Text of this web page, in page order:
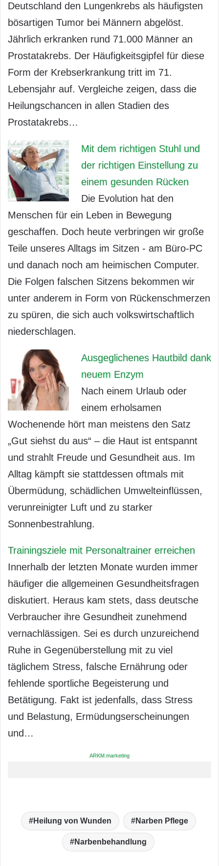
Deutschland den Lungenkrebs als häufigsten
bösartigen Tumor bei Männern abgelöst.
Jährlich erkranken rund 71.000 Männer an
Prostatakrebs. Der Häufigkeitsgipfel für diese
Form der Krebserkrankung tritt im 71.
Lebensjahr auf. Vergleiche zeigen, dass die
Heilungschancen in allen Stadien des
Prostatakrebs…
Mit dem richtigen Stuhl und
der richtigen Einstellung zu
einem gesunden Rücken
Die Evolution hat den
Menschen für ein Leben in Bewegung
geschaffen. Doch heute verbringen wir große
Teile unseres Alltags im Sitzen - am Büro-PC
und danach noch am heimischen Computer.
Die Folgen falschen Sitzens bekommen wir
unter anderem in Form von Rückenschmerzen
zu spüren, die sich auch volkswirtschaftlich
niederschlagen.
Ausgeglichenes Hautbild dank
neuem Enzym
Nach einem Urlaub oder
einem erholsamen
Wochenende hört man meistens den Satz
„Gut siehst du aus“ – die Haut ist entspannt
und strahlt Freude und Gesundheit aus. Im
Alltag kämpft sie stattdessen oftmals mit
Übermüdung, schädlichen Umwelteinflüssen,
verunreinigter Luft und zu starker
Sonnenbestrahlung.
Trainingsziele mit Personaltrainer erreichen
Innerhalb der letzten Monate wurden immer
häufiger die allgemeinen Gesundheitsfragen
diskutiert. Heraus kam stets, dass deutsche
Verbraucher ihre Gesundheit zunehmend
vernachlässigen. Sei es durch unzureichend
Ruhe in Gegenüberstellung mit zu viel
täglichem Stress, falsche Ernährung oder
fehlende sportliche Begeisterung und
Betätigung. Fakt ist jedenfalls, dass Stress
und Belastung, Ermüdungserscheinungen
und…
ARKM.marketing
Heilung von Wunden Narben Pflege
Narbenbehandlung